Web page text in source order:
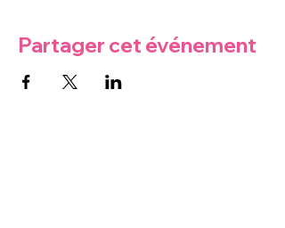
Partager cet événement